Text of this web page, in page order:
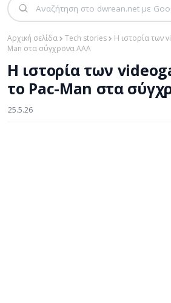
Αρχική σελίδα Tech stories
Η ιστορία των
Man στα σύγχρονα AAA
Η ιστορία των
το Pac-Man στα
25.5.26